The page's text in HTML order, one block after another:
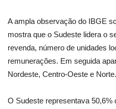
A ampla observação do IBGE
mostra que o Sudeste lidera o
revenda, número de unidades
remunerações. Em seguida
Nordeste, Centro-Oeste e Norte.
O Sudeste representava 50,6%